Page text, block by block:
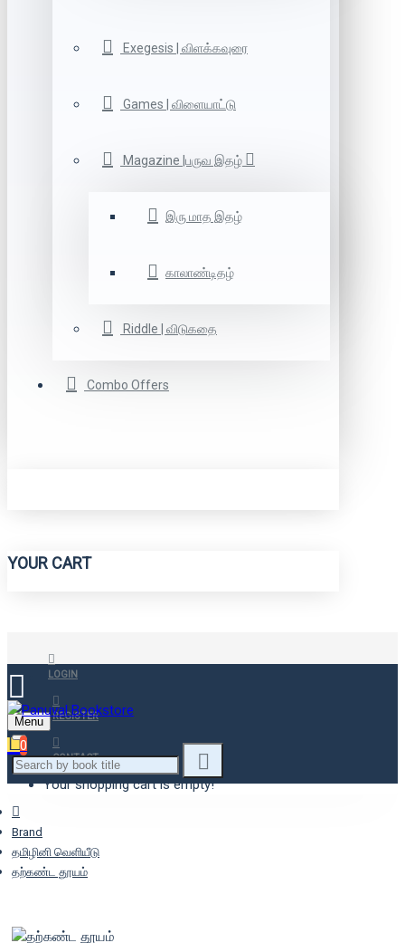
Exegesis | விளக்கவுரை
Games | விளையாட்டு
Magazine |பருவ இதழ்
இரு மாத இதழ்
காலாண்டிதழ்
Riddle | விடுகதை
Combo Offers
YOUR CART
LOGIN
REGISTER
CONTACT
Menu
0
Your shopping cart is empty!
Brand
தமிழினி வெளியீடு
தற்கண்ட தூயம்